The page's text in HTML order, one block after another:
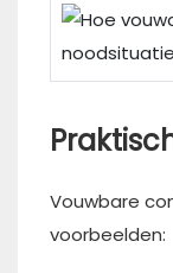
Vouwbare
voorbeelden: